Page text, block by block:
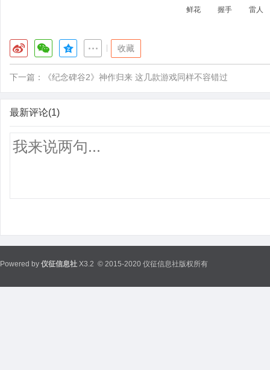
鲜花 握手 雷人
收藏
下一篇： 《纪念碑谷2》神作归来 这几款游戏同样不容错过
最新评论(1)
Powered by 仪征信息社 X3.2 © 2015-2020 仪征信息社版权所有